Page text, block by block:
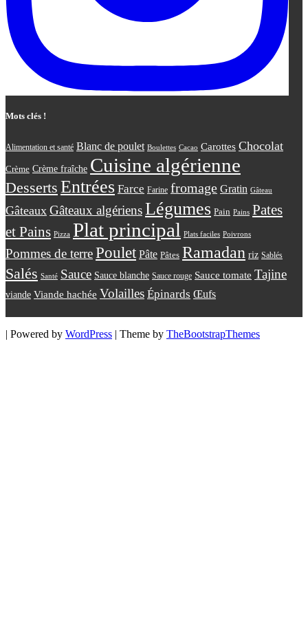
Mots clés !
Alimentation et santé Blanc de poulet Boulettes Cacao Carottes Chocolat
Crème Crème fraîche Cuisine algérienne
Desserts Entrées Farce Farine fromage Gratin Gâteau
Gâteaux Gâteaux algériensLégumes Pain Pains Pates
et Pains Pizza Plat principal Plats faciles Poivrons
Pommes de terrePoulet Pâte Pâtes Ramadan riz Sablés
Salés Santé Sauce Sauce blanche Sauce rouge Sauce tomate Tajine
viande Viande hachée Volailles Épinards Œufs
| Powered by WordPress | Theme by TheBootstrapThemes